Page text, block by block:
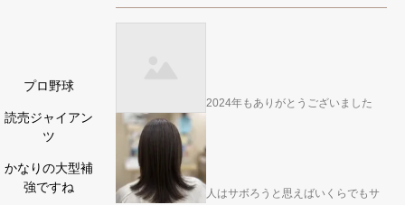
プロ野球
読売ジャイアン
ツ
かなりの大型補
強ですね
2024年もありがとうございました
人はサボろうと思えばいくらでもサ